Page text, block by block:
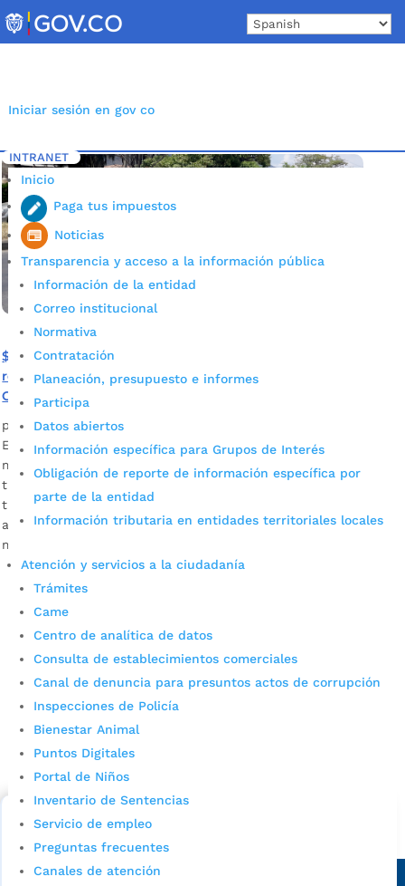
to
content
Iniciar sesión en gov co
INTRANET
Inicio
Paga tus impuestos
Noticias
Transparencia y acceso a la información pública
Información de la entidad
Correo institucional
Normativa
Contratación
Planeación, presupuesto e informes
Participa
Datos abiertos
Información específica para Grupos de Interés
Obligación de reporte de información específica por
parte de la entidad
Información tributaria en entidades territoriales locales
Atención y servicios a la ciudadanía
Trámites
Came
Centro de analítica de datos
Consulta de establecimientos comerciales
Canal de denuncia para presuntos actos de corrupción
Inspecciones de Policía
Bienestar Animal
Puntos Digitales
Portal de Niños
Inventario de Sentencias
Servicio de empleo
Preguntas frecuentes
Canales de atención
Inicio 5 Etiqueta: Vía Palenque a Café Madrid
$40 mil millones será la inversión inicial para la
rehabilitación de la vía que desde Palenque conduce al
Café Madrid
por Alcaldía de Bucaramanga
En el próximo trimestre se espera poner en marcha, en el
mejor de los escenarios, la respectiva licitación pública. A
través de la articulación de esfuerzos se le apuesta a una
transformación eficiente en la movilidad de la ciudad. Es de
anotar que los recaudos de los peajes ubicados en los
municipios de Lebrija y […]
Cupos Escolares Bucaramanga 2022
Consulta aqui los pasos para inscribirse y solicitar un
cupo escolar en los colegios oficiales de
Bucaramanga.
Alcaldía de Bucaramanga
Sede principal